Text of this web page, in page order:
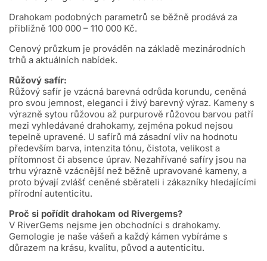
Drahokam podobných parametrů se běžně prodává za
přibližně 100 000 – 110 000 Kč.
Cenový průzkum je prováděn na základě mezinárodních
trhů a aktuálních nabídek.
Růžový safír:
Růžový safír je vzácná barevná odrůda korundu, ceněná
pro svou jemnost, eleganci i živý barevný výraz. Kameny s
výrazně sytou růžovou až purpurově růžovou barvou patří
mezi vyhledávané drahokamy, zejména pokud nejsou
tepelně upravené. U safírů má zásadní vliv na hodnotu
především barva, intenzita tónu, čistota, velikost a
přítomnost či absence úprav. Nezahřívané safíry jsou na
trhu výrazně vzácnější než běžně upravované kameny, a
proto bývají zvlášť ceněné sběrateli i zákazníky hledajícími
přírodní autenticitu.
Proč si pořídit drahokam od Rivergems?
V RiverGems nejsme jen obchodníci s drahokamy.
Gemologie je naše vášeň a každý kámen vybíráme s
důrazem na krásu, kvalitu, původ a autenticitu.